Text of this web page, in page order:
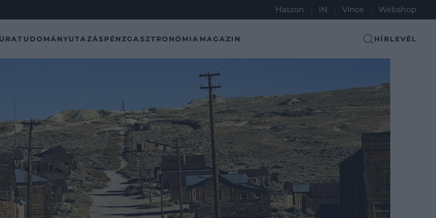
Haszon IN Vince Webshop
TUDOMÁNYUTAZÁSPÉNZGASZTRONÓMIA MAGAZIN HÍRLEVÉL